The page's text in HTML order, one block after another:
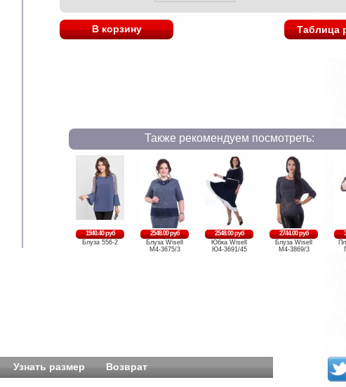
В корзину Таблица
Также рекомендуем посмотреть:
1940.40 руб
Блуза 556-2
2548.00 руб
Блуза Wisell
М4-3675/3
2548.00 руб
Юбка Wisell
Ю4-3691/45
2744.00 руб
Блуза Wisell
М4-3869/3
Узнать размер Возврат